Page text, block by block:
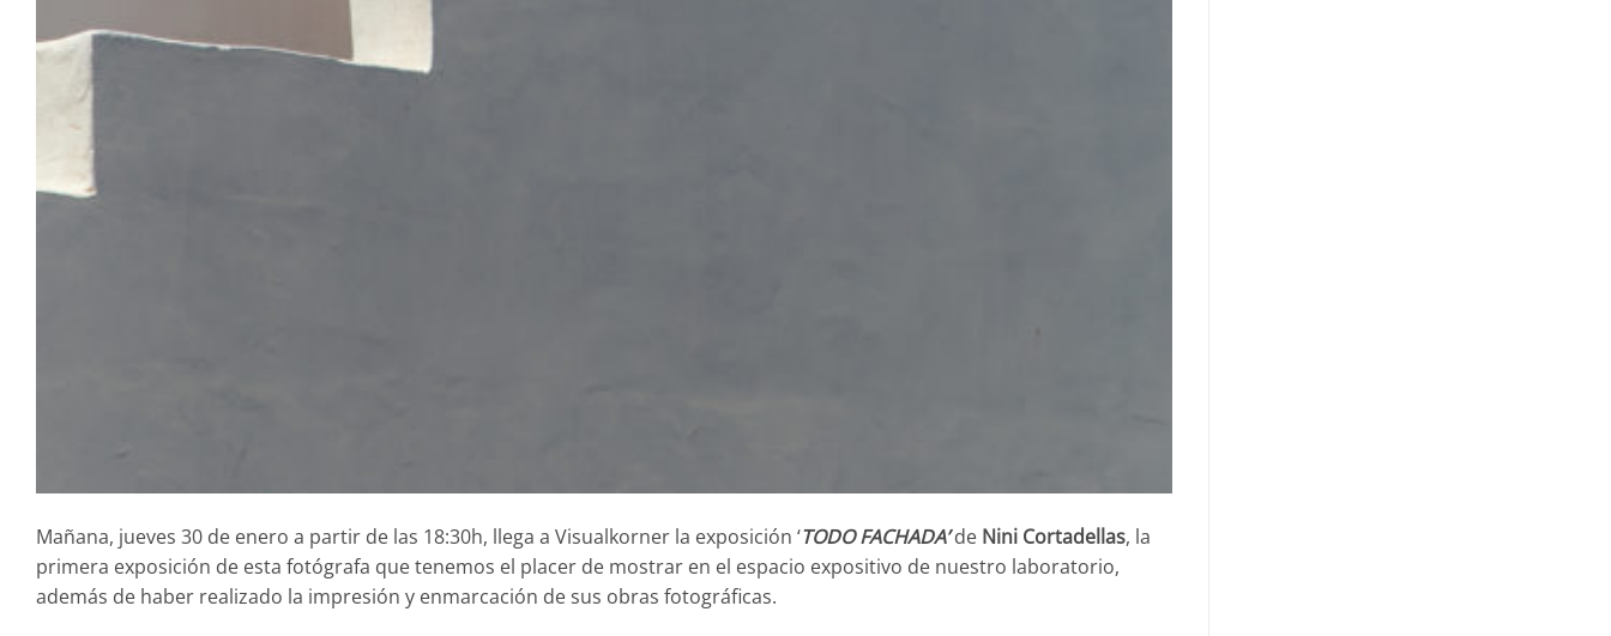
Mañana, jueves 30 de enero a partir de las 18:30h, llega a Visualkorner la exposición ‘TODO FACHADA’de Nini Cortadellas, la
primera exposición de esta fotógrafa que tenemos el placer de mostrar en el espacio expositivo de nuestro laboratorio,
además de haber realizado la impresión y enmarcación de sus obras fotográficas.